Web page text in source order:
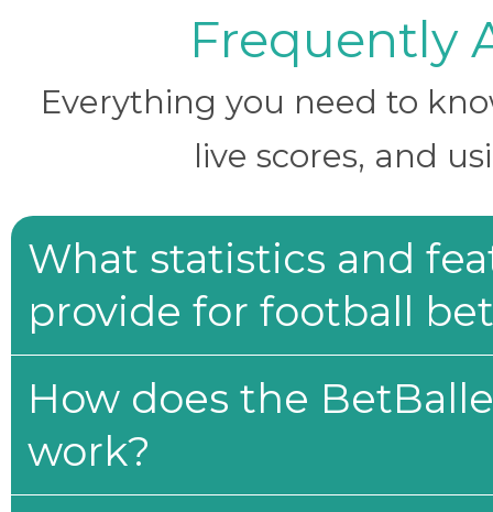
Frequently
Everything you need to
live scores, and
What statistics and
provide for football
How does the
work?